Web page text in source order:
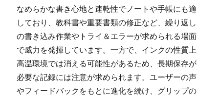
なめらかな書き心地と速乾性でノートや手帳にも適
しており、教科書や重要書類の修正など、繰り返し
の書き込み作業やトライ＆エラーが求められる場面
で威力を発揮しています。一方で、インクの性質上
高温環境では消える可能性があるため、長期保存が
必要な記録には注意が求められます。ユーザーの声
やフィードバックをもとに進化を続け、グリップの